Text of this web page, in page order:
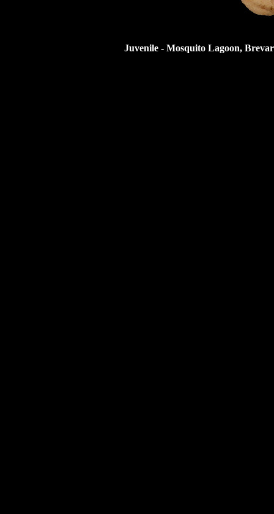
Juvenile - Mosquito Lagoon,